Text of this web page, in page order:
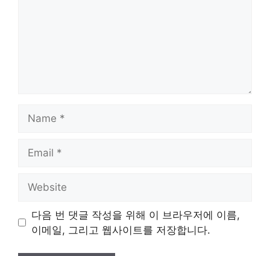
다음 번 댓글 작성을 위해 이 브라우저에 이름,
이메일, 그리고 웹사이트를 저장합니다.